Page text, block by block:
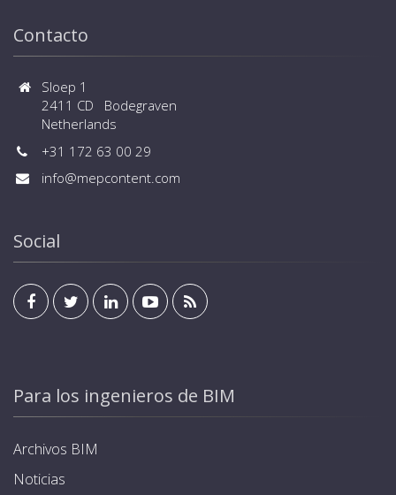
Contacto
Sloep 1
2411 CD Bodegraven
Netherlands
+31 172 63 00 29
info@mepcontent.com
Social
Para los ingenieros de BIM
Archivos BIM
Noticias